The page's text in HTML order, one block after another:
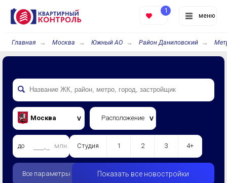
меню
1
Главная Москва Южный АО Район Даниловский
Москва Расположение
до млн. Студия 1 2 3 4+
Все параметры Показать все новостройки